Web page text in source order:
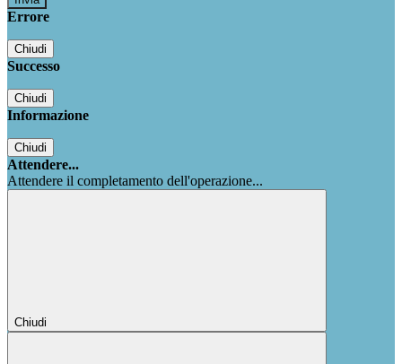
Errore
Chiudi
Successo
Chiudi
Informazione
Chiudi
Attendere...
Attendere il completamento dell'operazione...
Chiudi